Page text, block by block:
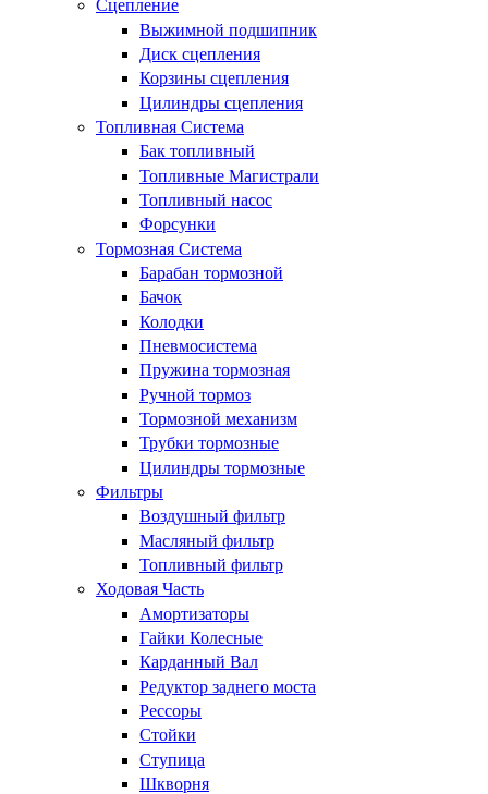
Сцепление
Выжимной подшипник
Диск сцепления
Корзины сцепления
Цилиндры сцепления
Топливная Система
Бак топливный
Топливные Магистрали
Топливный насос
Форсунки
Тормозная Система
Барабан тормозной
Бачок
Колодки
Пневмосистема
Пружина тормозная
Ручной тормоз
Тормозной механизм
Трубки тормозные
Цилиндры тормозные
Фильтры
Воздушный фильтр
Масляный фильтр
Топливный фильтр
Ходовая Часть
Амортизаторы
Гайки Колесные
Карданный Вал
Редуктор заднего моста
Рессоры
Стойки
Ступица
Шкворня